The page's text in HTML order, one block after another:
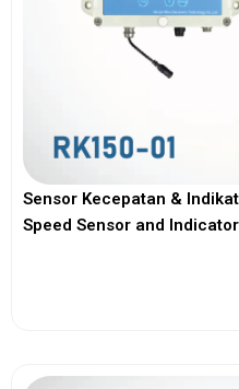
Sensor Kecepatan &
Speed Sensor and Indicator